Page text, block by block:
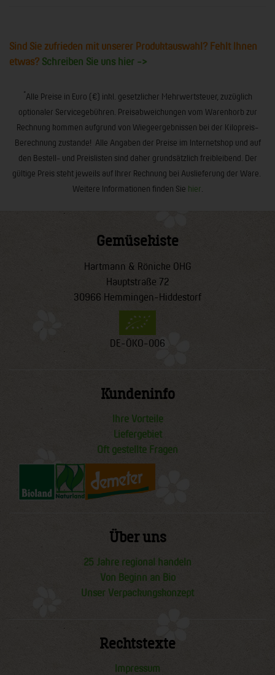
Sind Sie zufrieden mit unserer Produktauswahl? Fehlt Ihnen
etwas? Schreiben Sie uns hier ->
*Alle Preise in Euro (€) inkl. gesetzlicher Mehrwertsteuer, zuzüglich
optionaler Servicegebühren. Preisabweichungen vom Warenkorb zur
Rechnung kommen aufgrund von Wiegeergebnissen bei der Kilopreis-
Berechnung zustande! Alle Angaben der Preise im Internetshop und auf
den Bestell- und Preislisten sind daher grundsätzlich freibleibend. Der
gültige Preis steht jeweils auf Ihrer Rechnung bei Auslieferung der Ware.
Weitere Informationen finden Sie hier
Gemüsekiste
Hartmann & Rönicke OHG
Hauptstraße 72
30966 Hemmingen-Hiddestorf
DE-ÖKO-006
Kundeninfo
Ihre Vorteile
Liefergebiet
Oft gestellte Fragen
Über uns
25 Jahre regional handeln
Von Beginn an Bio
Unser Verpackungskonzept
Rechtstexte
Impressum